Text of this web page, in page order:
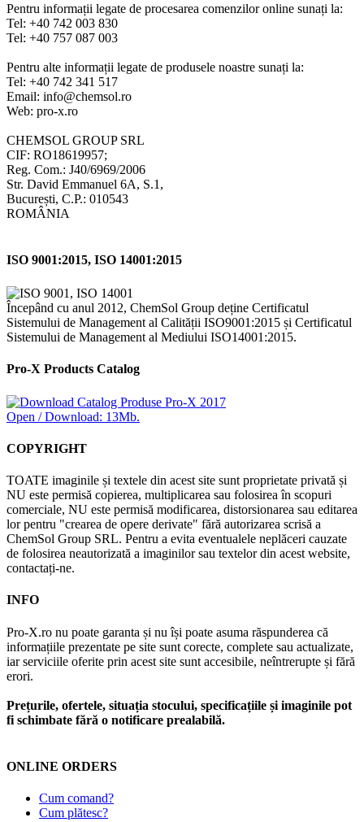
Pentru informații legate de procesarea comenzilor online sunați la:
Tel: +40 742 003 830
Tel: +40 757 087 003
Pentru alte informații legate de produsele noastre sunați la:
Tel: +40 742 341 517
Email: info@chemsol.ro
Web: pro-x.ro
CHEMSOL GROUP SRL
CIF: RO18619957;
Reg. Com.: J40/6969/2006
Str. David Emmanuel 6A, S.1,
București, C.P.: 010543
ROMÂNIA
ISO 9001:2015, ISO 14001:2015
Începând cu anul 2012, ChemSol Group deține Certificatul
Sistemului de Management al Calității ISO9001:2015 și Certificatul
Sistemului de Management al Mediului ISO14001:2015.
Pro-X Products Catalog
Open / Download: 13Mb.
COPYRIGHT
TOATE imaginile și textele din acest site sunt proprietate privată și
NU este permisă copierea, multiplicarea sau folosirea în scopuri
comerciale, NU este permisă modificarea, distorsionarea sau editarea
lor pentru "crearea de opere derivate" fără autorizarea scrisă a
ChemSol Group SRL. Pentru a evita eventualele neplăceri cauzate
de folosirea neautorizată a imaginilor sau textelor din acest website,
contactați-ne.
INFO
Pro-X.ro nu poate garanta și nu își poate asuma răspunderea că
informațiile prezentate pe site sunt corecte, complete sau actualizate,
iar serviciile oferite prin acest site sunt accesibile, neîntrerupte și fără
erori.
Prețurile, ofertele, situația stocului, specificațiile și imaginile pot
fi schimbate fără o notificare prealabilă.
ONLINE ORDERS
Cum comand?
Cum plătesc?